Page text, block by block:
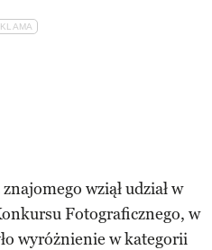
wziął udział w
Fotograficznego, w
wyróżnienie w kategorii